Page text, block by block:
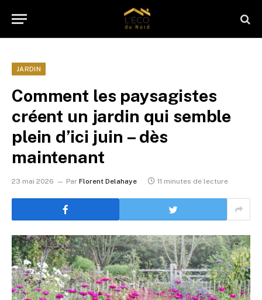
JARDIN
Comment les paysagistes
créent un jardin qui semble
plein d’ici juin – dès
maintenant
23 mai 2026 Par Florent Delahaye 11 minutes de lecture